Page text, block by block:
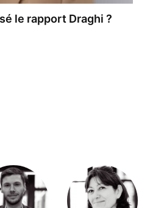
le rapport Draghi ?